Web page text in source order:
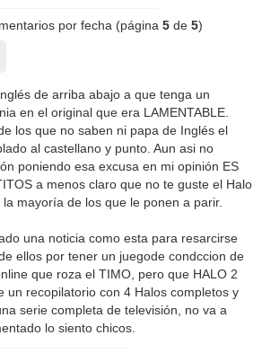
por fecha (página 5de 5)
de arriba abajo a que tenga un
en el original que era LAMENTABLE.
los que no saben ni papa de Inglés el
al castellano y punto. Aun asi no
poniendo esa excusa en mi opinión ES
a menos claro que no te guste el Halo
mayoría de los que le ponen a parir.
una noticia como esta para resarcirse
ellos por tener un juegode condccion de
que roza el TIMO, pero que HALO 2
un recopilatorio con 4 Halos completos y
serie completa de televisión, no va a
lo siento chicos.